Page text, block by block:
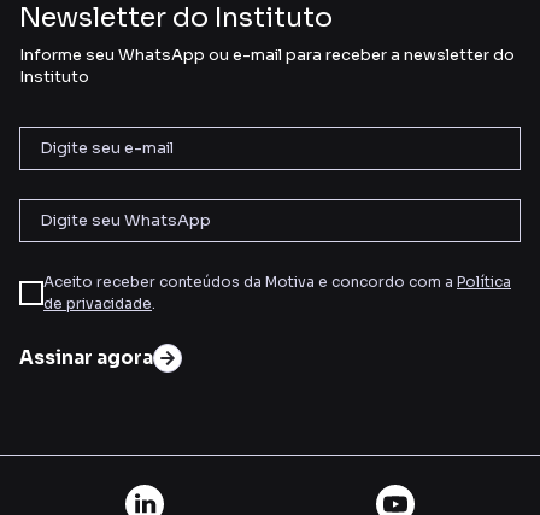
Newsletter do Instituto
Informe seu WhatsApp ou e-mail para receber a newsletter do
Instituto
Aceito receber conteúdos da Motiva e concordo com a Política
de privacidade.
Assinar agora